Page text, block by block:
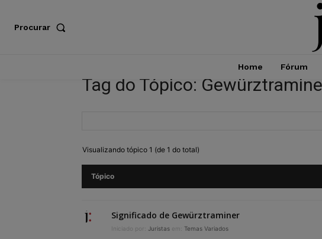
Procurar
Home Fórum
Tag do Tópico:
Visualizando tópico 1 (de 1 do total)
Tópico
Significado de Gewürztraminer
Iniciado por: Juristas em: Temas Variados